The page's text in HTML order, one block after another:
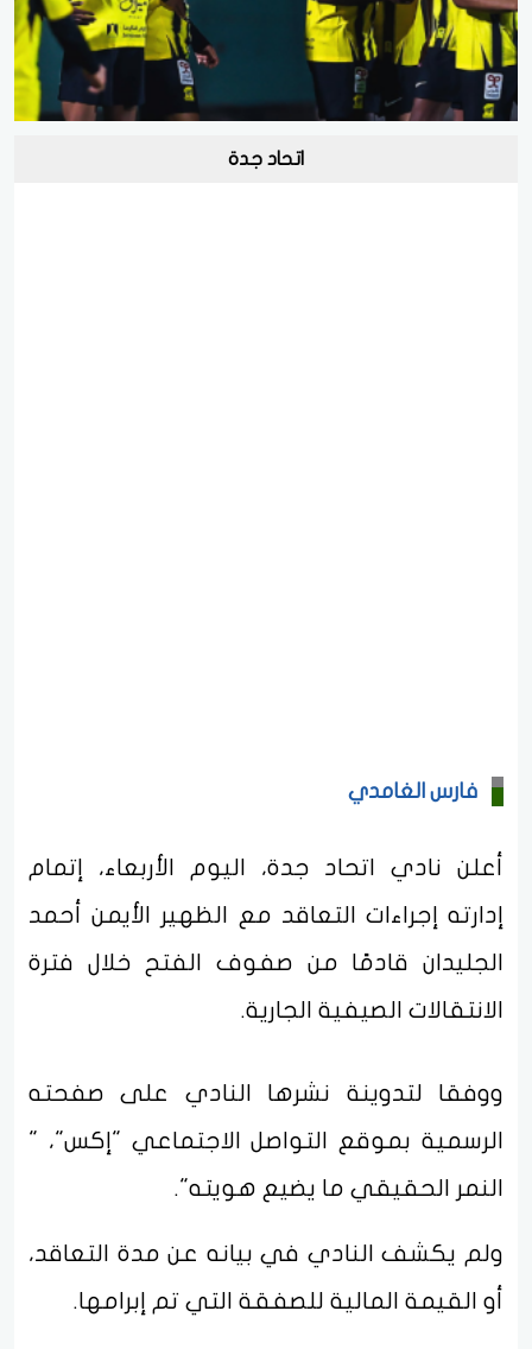
اتحاد جدة
فارس الغامدي
أعلن نادي اتحاد جدة، اليوم الأربعاء، إتمام
إدارته إجراءات التعاقد مع الظهير الأيمن أحمد
الجليدان قادمًا من صفوف الفتح خلال فترة
الانتقالات الصيفية الجارية.
ووفقا لتدوينة نشرها النادي على صفحته
الرسمية بموقع التواصل الاجتماعي "إكس"، "
النمر الحقيقي ما يضيع هويته".
ولم يكشف النادي في بيانه عن مدة التعاقد،
أو القيمة المالية للصفقة التي تم إبرامها.